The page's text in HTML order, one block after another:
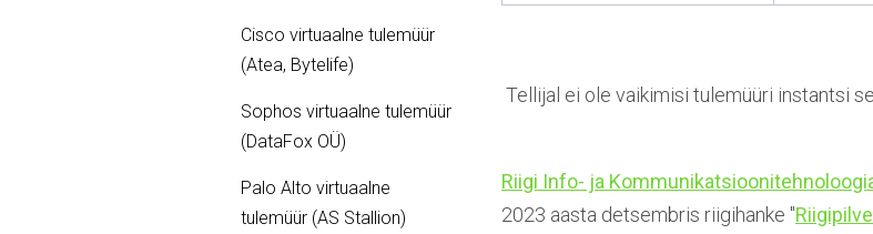
Cisco virtuaalne tulemüür
(Atea, Bytelife)
Sophos virtuaalne tulemüür
(DataFox OÜ)
Palo Alto virtuaalne
tulemüür (AS Stallion)
Tellijal ei ole vaikimisi tulemüüri instantsi
Riigi Info- ja
2023 aasta detsembris riigihanke "